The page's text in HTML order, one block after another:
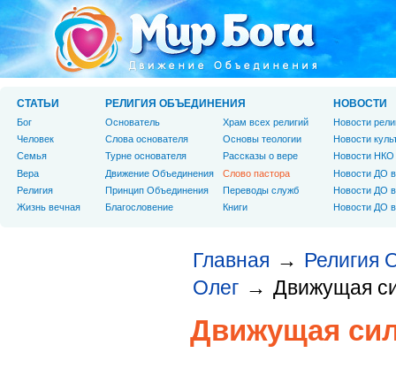
Главная → Религия
Олег → Движущая
Движущая
СТАТЬИ
Бог
Человек
Cемья
Вера
Религия
Жизнь вечная
РЕЛИГИЯ ОБЪЕДИНЕНИЯ
Основатель
Слова основателя
Турне основателя
Движение Объединения
Принцип Объединения
Благословение
Храм всех религий
Основы теологии
Рассказы о вере
Слово пастора
Переводы служб
Книги
НОВОСТИ
Новости
Новости
Новости НКО
Новости ДО
Новости ДО
Новости ДО